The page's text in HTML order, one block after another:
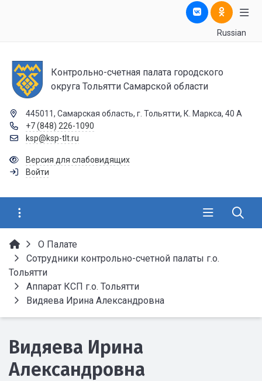
Russian
Контрольно-счетная палата городского
округа Тольятти Самарской области
445011, Самарская область, г. Тольятти, К. Маркса, 40 А
+7 (848) 226-1090
ksp@ksp-tlt.ru
Версия для слабовидящих
Войти
О Палате
Сотрудники контрольно-счетной палаты г.о.
Тольятти
Аппарат КСП г.о. Тольятти
Видяева Ирина Александровна
Видяева Ирина
Александровна